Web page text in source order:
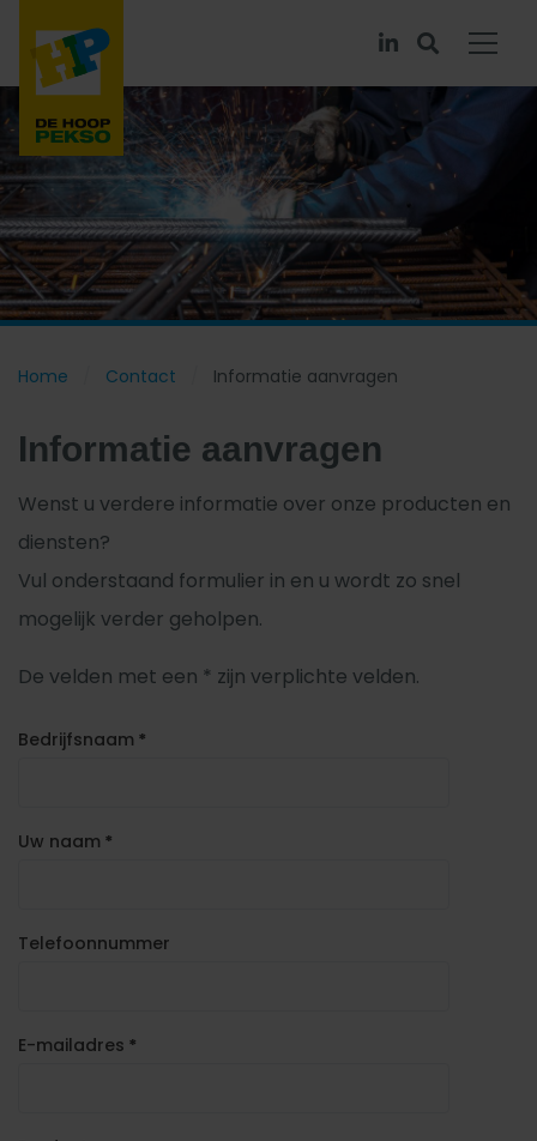
Home Contact Informatie aanvragen
Informatie aanvragen
Wenst u verdere informatie over onze producten en
diensten?
Vul onderstaand formulier in en u wordt zo snel
mogelijk verder geholpen.
De velden met een * zijn verplichte velden.
Bedrijfsnaam *
Uw naam *
Telefoonnummer
E-mailadres *